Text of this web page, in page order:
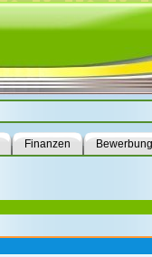
Finanzen Bewerbung